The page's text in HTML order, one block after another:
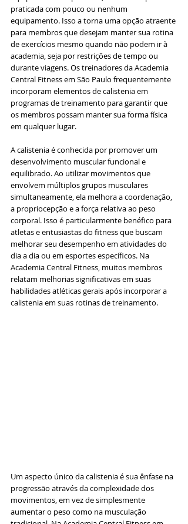
praticada com pouco ou nenhum
equipamento. Isso a torna uma opção atraente
para membros que desejam manter sua rotina
de exercícios mesmo quando não podem ir à
academia, seja por restrições de tempo ou
durante viagens. Os treinadores da Academia
Central Fitness em São Paulo frequentemente
incorporam elementos de calistenia em
programas de treinamento para garantir que
os membros possam manter sua forma física
em qualquer lugar.
A calistenia é conhecida por promover um
desenvolvimento muscular funcional e
equilibrado. Ao utilizar movimentos que
envolvem múltiplos grupos musculares
simultaneamente, ela melhora a coordenação,
a propriocepção e a força relativa ao peso
corporal. Isso é particularmente benéfico para
atletas e entusiastas do fitness que buscam
melhorar seu desempenho em atividades do
dia a dia ou em esportes específicos. Na
Academia Central Fitness, muitos membros
relatam melhorias significativas em suas
habilidades atléticas gerais após incorporar a
calistenia em suas rotinas de treinamento.
Um aspecto único da calistenia é sua ênfase na
progressão através da complexidade dos
movimentos, em vez de simplesmente
aumentar o peso como na musculação